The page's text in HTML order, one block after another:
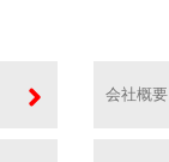
会社概要